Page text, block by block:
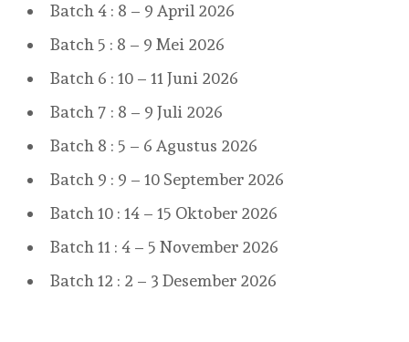
Batch 4 : 8 – 9 April 2026
Batch 5 : 8 – 9 Mei 2026
Batch 6 : 10 – 11 Juni 2026
Batch 7 : 8 – 9 Juli 2026
Batch 8 : 5 – 6 Agustus 2026
Batch 9 : 9 – 10 September 2026
Batch 10 : 14 – 15 Oktober 2026
Batch 11 : 4 – 5 November 2026
Batch 12 : 2 – 3 Desember 2026